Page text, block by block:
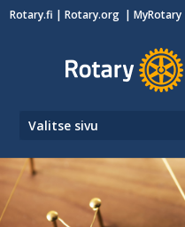
Rotary.fi |Rotary.org |MyRotary
Valitse sivu